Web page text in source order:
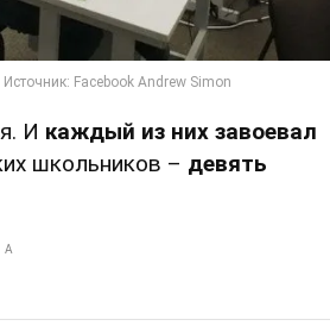
И каждый из них завоевал
школьников – девять